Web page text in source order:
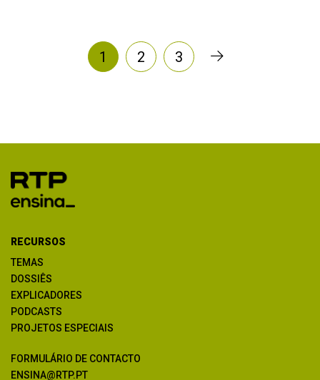
1 2 3
RECURSOS
TEMAS
DOSSIÊS
EXPLICADORES
PODCASTS
PROJETOS ESPECIAIS
FORMULÁRIO DE CONTACTO
ENSINA@RTP.PT